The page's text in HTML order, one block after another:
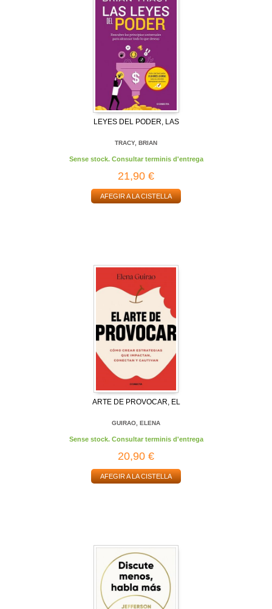
LEYES DEL PODER, LAS
TRACY, BRIAN
Sense stock. Consultar terminis d'entrega
21,90 €
AFEGIR A LA CISTELLA
ARTE DE PROVOCAR, EL
GUIRAO, ELENA
Sense stock. Consultar terminis d'entrega
20,90 €
AFEGIR A LA CISTELLA